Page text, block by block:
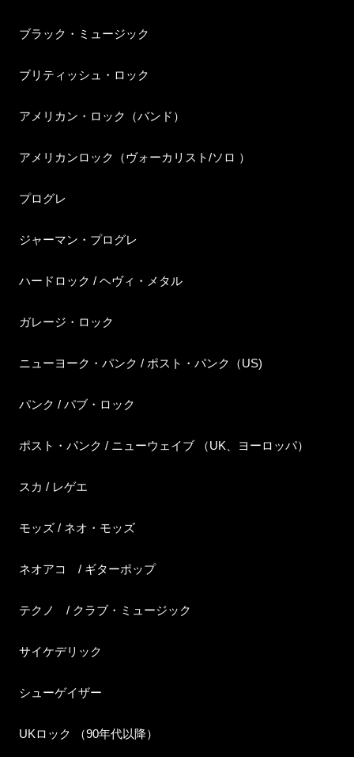
ブラック・ミュージック
ブリティッシュ・ロック
アメリカン・ロック（バンド）
アメリカンロック（ヴォーカリスト/ソロ ）
プログレ
ジャーマン・プログレ
ハードロック / ヘヴィ・メタル
ガレージ・ロック
ニューヨーク・パンク / ポスト・パンク（US)
パンク / パブ・ロック
ポスト・パンク / ニューウェイブ （UK、ヨーロッパ）
スカ / レゲエ
モッズ / ネオ・モッズ
ネオアコ / ギターポップ
テクノ / クラブ・ミュージック
サイケデリック
シューゲイザー
UKロック （90年代以降）